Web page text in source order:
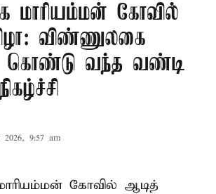
மாரியம்மன் கோவில்
விண்ணுலகை
கொண்டு வந்த வண்டி
9:57 am
கோவில் ஆடித்